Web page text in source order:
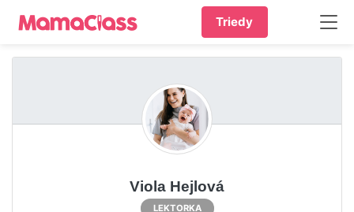
Triedy
Viola Hejlová
LEKTORKA